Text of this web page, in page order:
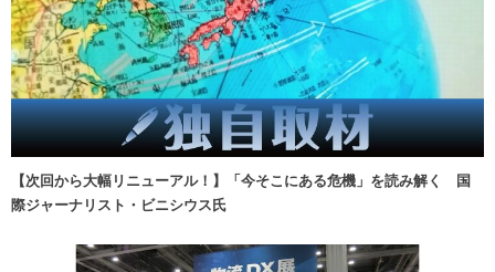
【次回から大幅リニューアル！】「今そこにある危機」を読み解く 国
際ジャーナリスト・ビニシウス氏